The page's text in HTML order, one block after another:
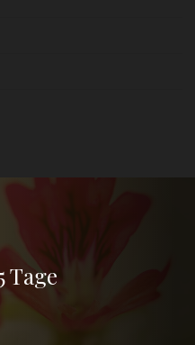
Tage